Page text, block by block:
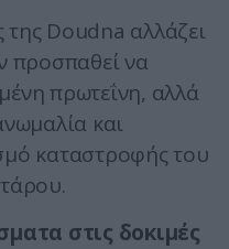
Doudna αλλάζει
προσπαθεί να
πρωτεΐνη, αλλά
και
καταστροφής του
στις δοκιμές